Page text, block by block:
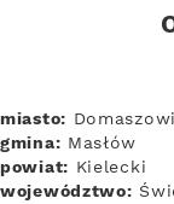
miasto:
gmina: Masłów
powiat: Kielecki
województwo: